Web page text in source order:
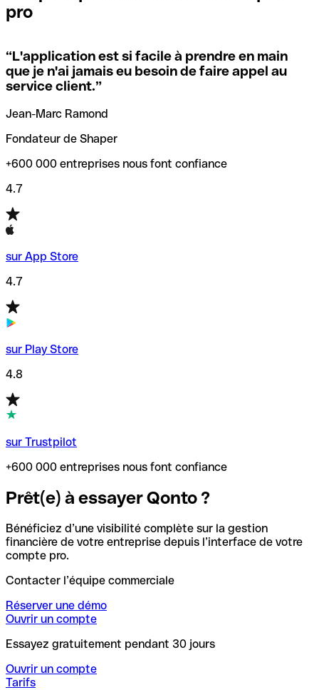
locales.
Si vous n'êtes pas sûr du code SWIFT que vous devriez
utiliser, nous avons développé un outil de recherche de
codes SWIFT par nom de banque.
vérification/recherche de codes SWIFT. Ainsi, vous pouvez
trouver et vérifier vos codes SWIFT avant de réaliser vos
transferts d’argent.
pro
“L'application est si facile à prendre en main
que je n'ai jamais eu besoin de faire appel au
service client.”
Jean-Marc Ramond
Fondateur de Shaper
+600 000 entreprises nous font confiance
4.7
sur App Store
4.7
sur Play Store
4.8
sur Trustpilot
+600 000 entreprises nous font confiance
Prêt(e) à essayer Qonto ?
Bénéficiez d’une visibilité complète sur la gestion
financière de votre entreprise depuis l’interface de votre
compte pro.
Contacter l’équipe commerciale
Réserver une démo
Ouvrir un compte
Essayez gratuitement pendant 30 jours
Ouvrir un compte
Tarifs